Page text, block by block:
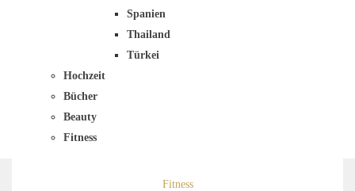
Spanien
Thailand
Türkei
Hochzeit
Bücher
Beauty
Fitness
Fitness